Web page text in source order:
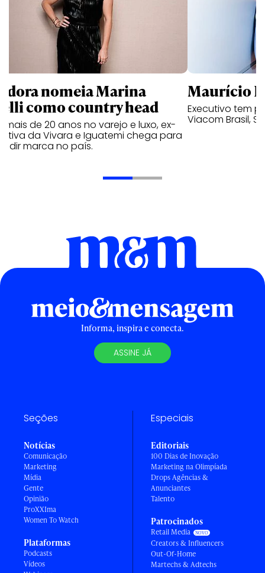
nomeia Marina
como country head
mais de 20 anos no varejo e luxo, ex-
da Vivara e Iguatemi chega para
marca no país.
Maurício
Executivo tem
Viacom Brasil,
Informa, inspira e conecta.
ASSINE JÁ
Seções
Notícias
Comunicação
Marketing
Mídia
Gente
Opinião
ProXXIma
Women To Watch
Plataformas
Podcasts
Vídeos
Especiais
Editoriais
100 Dias de Inovação
Marketing na Olimpíada
Drops Agências &
Anunciantes
Talento
Patrocinados
Retail Media
Creators & Influencers
Out-Of-Home
Martechs & Adtechs